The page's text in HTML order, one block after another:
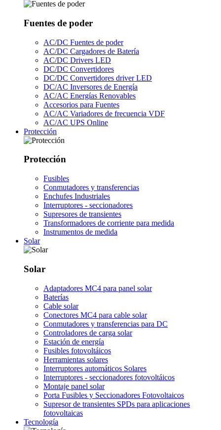
Fuentes de poder
AC/DC Fuentes de poder
AC/DC Cargadores de Batería
AC/DC Drivers LED
DC/DC Convertidores
DC/DC Convertidores driver LED
DC/AC Inversores de Energía
AC/AC Energías Renovables
Accesorios para Fuentes
AC/AC Variadores de frecuencia VDF
AC/AC UPS Online
Protección
Protección
Fusibles
Conmutadores y transferencias
Enchufes Industriales
Interruptores - seccionadores
Supresores de transientes
Transformadores de corriente para medida
Instrumentos de medida
Solar
Solar
Adaptadores MC4 para panel solar
Baterías
Cable solar
Conectores MC4 para cable solar
Conmutadores y transferencias para DC
Controladores de carga solar
Estación de energía
Fusibles fotovoltáicos
Herramientas solares
Interruptores automáticos Solares
Interruptores - seccionadores fotovoltáicos
Montaje panel solar
Porta Fusibles y Seccionadores Fotovoltaicos
Supresor de transientes SPDs para aplicaciones
fotovoltaicas
Tecnología